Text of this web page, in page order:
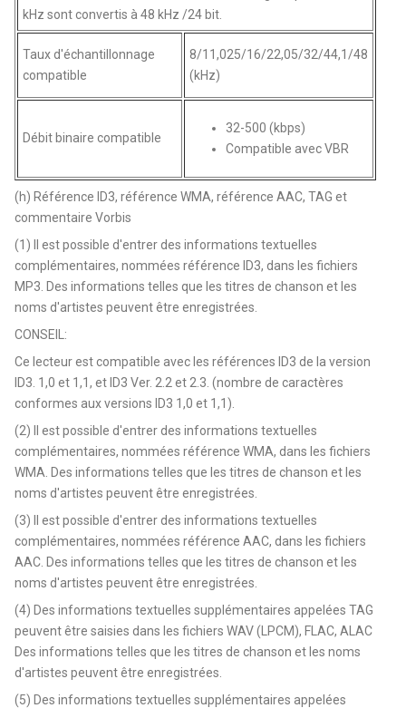
kHz sont convertis à 48 kHz /24 bit.
Taux d'échantillonnage
compatible
8/11,025/16/22,05/32/44,1/48
(kHz)
Débit binaire compatible
32-500 (kbps)
Compatible avec VBR
(h) Référence ID3, référence WMA, référence AAC, TAG et
commentaire Vorbis
(1) Il est possible d'entrer des informations textuelles
complémentaires, nommées référence ID3, dans les fichiers
MP3. Des informations telles que les titres de chanson et les
noms d'artistes peuvent être enregistrées.
CONSEIL:
Ce lecteur est compatible avec les références ID3 de la version
ID3. 1,0 et 1,1, et ID3 Ver. 2.2 et 2.3. (nombre de caractères
conformes aux versions ID3 1,0 et 1,1).
(2) Il est possible d'entrer des informations textuelles
complémentaires, nommées référence WMA, dans les fichiers
WMA. Des informations telles que les titres de chanson et les
noms d'artistes peuvent être enregistrées.
(3) Il est possible d'entrer des informations textuelles
complémentaires, nommées référence AAC, dans les fichiers
AAC. Des informations telles que les titres de chanson et les
noms d'artistes peuvent être enregistrées.
(4) Des informations textuelles supplémentaires appelées TAG
peuvent être saisies dans les fichiers WAV (LPCM), FLAC, ALAC
Des informations telles que les titres de chanson et les noms
d'artistes peuvent être enregistrées.
(5) Des informations textuelles supplémentaires appelées